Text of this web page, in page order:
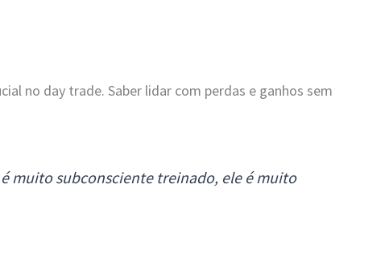
no day trade. Saber lidar com perdas e ganhos sem
muito subconsciente treinado, ele é muito